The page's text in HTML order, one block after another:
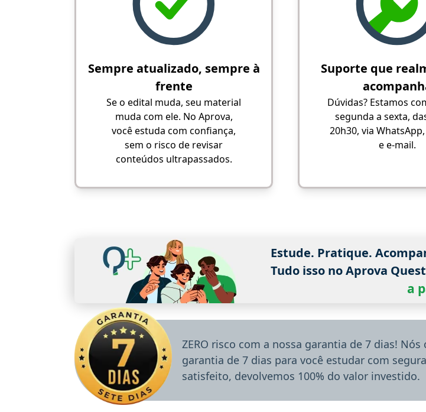
Sempre atualizado, sempre à
frente
Se o edital muda, seu material
muda com ele. No Aprova,
você estuda com confiança,
sem o risco de revisar
conteúdos ultrapassados.
Suporte que
Dúvidas? Estamos
segunda a sexta,
20h30, via
e e-mail.
Estude. Pratique.
Tudo isso no Aprova
a
ZERO risco com a nossa garantia de 7 dias!
garantia de 7 dias para você estudar com
satisfeito, devolvemos 100% do valor investido.